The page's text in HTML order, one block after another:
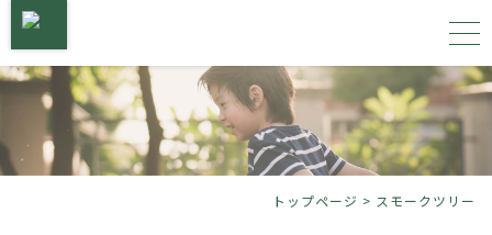
トップページ
サービス内容
トップページ > スモークツリー